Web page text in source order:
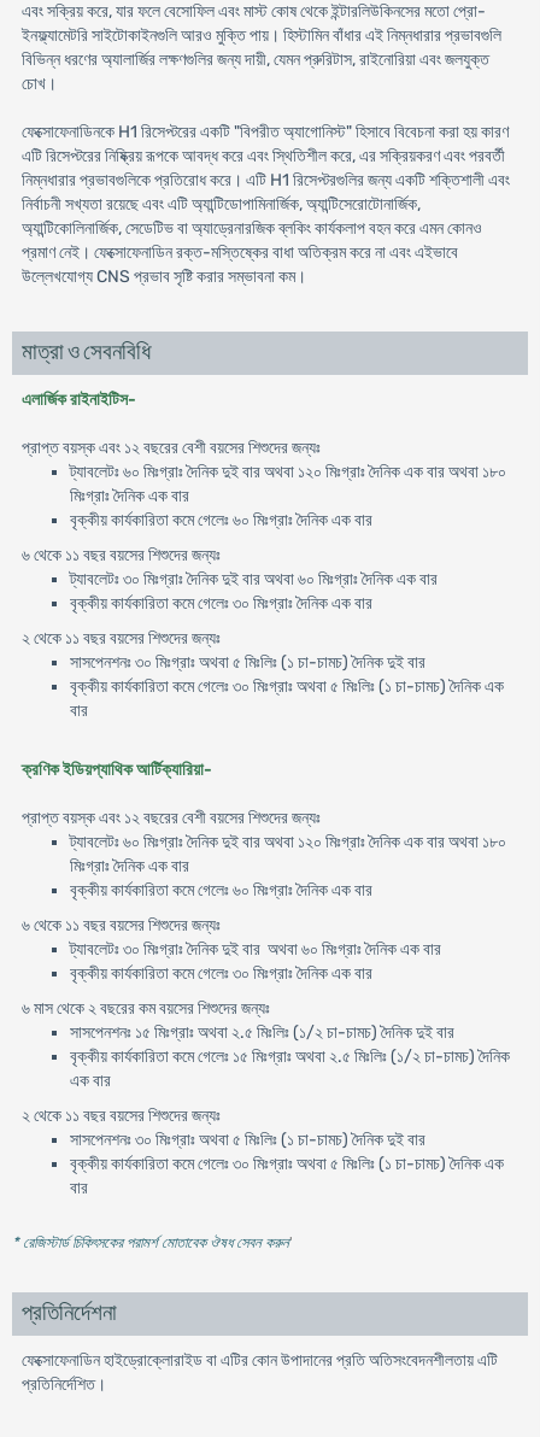
এবং সক্রিয় করে, যার ফলে বেসোফিল এবং মাস্ট কোষ থেকে ইন্টারলিউকিনসের মতো প্রো-
ইনফ্ল্যামেটরি সাইটোকাইনগুলি আরও মুক্তি পায়। হিস্টামিন বাঁধার এই নিম্নধারার প্রভাবগুলি
বিভিন্ন ধরণের অ্যালার্জির লক্ষণগুলির জন্য দায়ী, যেমন প্রুরিটাস, রাইনোরিয়া এবং জলযুক্ত
চোখ।
ফেক্সোফেনাডিনকে H1 রিসেপ্টরের একটি "বিপরীত অ্যাগোনিস্ট" হিসাবে বিবেচনা করা হয় কারণ
এটি রিসেপ্টরের নিষ্ক্রিয় রূপকে আবদ্ধ করে এবং স্থিতিশীল করে, এর সক্রিয়করণ এবং পরবর্তী
নিম্নধারার প্রভাবগুলিকে প্রতিরোধ করে। এটি H1 রিসেপ্টরগুলির জন্য একটি শক্তিশালী এবং
নির্বাচনী সখ্যতা রয়েছে এবং এটি অ্যান্টিডোপামিনার্জিক, অ্যান্টিসেরোটোনার্জিক,
অ্যান্টিকোলিনার্জিক, সেডেটিভ বা অ্যাড্রেনারজিক ব্লকিং কার্যকলাপ বহন করে এমন কোনও
প্রমাণ নেই। ফেক্সোফেনাডিন রক্ত-মস্তিষ্কের বাধা অতিক্রম করে না এবং এইভাবে
উল্লেখযোগ্য CNS প্রভাব সৃষ্টি করার সম্ভাবনা কম।
মাত্রা ও সেবনবিধি
এলার্জিক রাইনাইটিস-
প্রাপ্ত বয়স্ক এবং ১২ বছরের বেশী বয়সের শিশুদের জন্যঃ
ট্যাবলেটঃ ৬০ মিঃগ্রাঃ দৈনিক দুই বার অথবা ১২০ মিঃগ্রাঃ দৈনিক এক বার অথবা ১৮০
মিঃগ্রাঃ দৈনিক এক বার
বৃক্কীয় কার্যকারিতা কমে গেলেঃ ৬০ মিঃগ্রাঃ দৈনিক এক বার
৬ থেকে ১১ বছর বয়সের শিশুদের জন্যঃ
ট্যাবলেটঃ ৩০ মিঃগ্রাঃ দৈনিক দুই বার অথবা ৬০ মিঃগ্রাঃ দৈনিক এক বার
বৃক্কীয় কার্যকারিতা কমে গেলেঃ ৩০ মিঃগ্রাঃ দৈনিক এক বার
২ থেকে ১১ বছর বয়সের শিশুদের জন্যঃ
সাসপেনশনঃ ৩০ মিঃগ্রাঃ অথবা ৫ মিঃলিঃ (১ চা-চামচ) দৈনিক দুই বার
বৃক্কীয় কার্যকারিতা কমে গেলেঃ ৩০ মিঃগ্রাঃ অথবা ৫ মিঃলিঃ (১ চা-চামচ) দৈনিক এক
বার
ক্রণিক ইডিয়প্যাথিক আর্টিক্যারিয়া-
প্রাপ্ত বয়স্ক এবং ১২ বছরের বেশী বয়সের শিশুদের জন্যঃ
ট্যাবলেটঃ ৬০ মিঃগ্রাঃ দৈনিক দুই বার অথবা ১২০ মিঃগ্রাঃ দৈনিক এক বার অথবা ১৮০
মিঃগ্রাঃ দৈনিক এক বার
বৃক্কীয় কার্যকারিতা কমে গেলেঃ ৬০ মিঃগ্রাঃ দৈনিক এক বার
৬ থেকে ১১ বছর বয়সের শিশুদের জন্যঃ
ট্যাবলেটঃ ৩০ মিঃগ্রাঃ দৈনিক দুই বার অথবা ৬০ মিঃগ্রাঃ দৈনিক এক বার
বৃক্কীয় কার্যকারিতা কমে গেলেঃ ৩০ মিঃগ্রাঃ দৈনিক এক বার
৬ মাস থেকে ২ বছরের কম বয়সের শিশুদের জন্যঃ
সাসপেনশনঃ ১৫ মিঃগ্রাঃ অথবা ২.৫ মিঃলিঃ (১/২ চা-চামচ) দৈনিক দুই বার
বৃক্কীয় কার্যকারিতা কমে গেলেঃ ১৫ মিঃগ্রাঃ অথবা ২.৫ মিঃলিঃ (১/২ চা-চামচ) দৈনিক
এক বার
২ থেকে ১১ বছর বয়সের শিশুদের জন্যঃ
সাসপেনশনঃ ৩০ মিঃগ্রাঃ অথবা ৫ মিঃলিঃ (১ চা-চামচ) দৈনিক দুই বার
বৃক্কীয় কার্যকারিতা কমে গেলেঃ ৩০ মিঃগ্রাঃ অথবা ৫ মিঃলিঃ (১ চা-চামচ) দৈনিক এক
বার
* রেজিস্টার্ড চিকিৎসকের পরামর্শ মোতাবেক ঔষধ সেবন করুন'
প্রতিনির্দেশনা
ফেক্সোফেনাডিন হাইড্রোক্লোরাইড বা এটির কোন উপাদানের প্রতি অতিসংবেদনশীলতায় এটি
প্রতিনির্দেশিত।